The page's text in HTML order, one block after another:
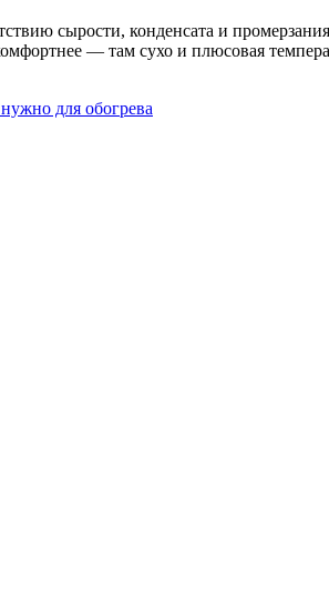
сырости, конденсата и
— там сухо и плюсовая
для обогрева